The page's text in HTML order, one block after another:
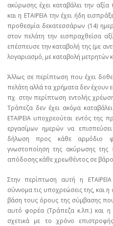
ακύρωσης έχει καταβάλει την αξία
και η ΕΤΑΙΡΕΙΑ την έχει ήδη
προθεσμία δεκατεσσάρων (14)
στον πελάτη την εισπραχθείσα
επέσπευσε την καταβολή της (με
λογαριασμό, με καταβολή μετρητών
Άλλως σε περίπτωση που έχει
πελάτη αλλά τα χρήματα δεν έχουν
πχ. στην περίπτωση εντολής
Τράπεζα δεν έχει ακόμα
ΕΤΑΙΡΕΙΑ υποχρεούται εντός της
εργασίμων ημερών να
δήλωση προς κάθε αρμόδιο
γνωστοποίηση της ακύρωσης της
απόδοσης κάθε χρεωθέντος σε
Στην περίπτωση αυτή η
σύννομα τις υποχρεώσεις της, και
βάση τους όρους της σύμβασης
αυτό φορέα (Τράπεζα κ.λπ.) και η
σχετικά με το χρόνο